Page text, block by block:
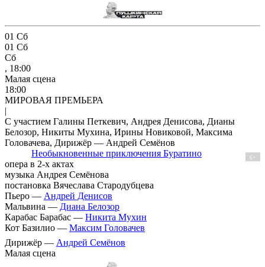
01 Сб
01 Сб
Сб
, 18:00
Малая сцена
18:00
МИРОВАЯ ПРЕМЬЕРА
|
С участием Галины Петкевич, Андрея Денисова, Дианы
Белозор, Никиты Мухина, Ирины Новиковой, Максима
Головачева, Дирижёр — Андрей Семёнов
Необыкновенные приключения Буратино
6+
опера в 2-х актах
музыка Андрея Семёнова
постановка Вячеслава Стародубцева
Пьеро — Андрей Денисов
Мальвина — Диана Белозор
Карабас Барабас — Никита Мухин
Кот Базилио — Максим Головачев
Дирижёр — Андрей Семёнов
Малая сцена